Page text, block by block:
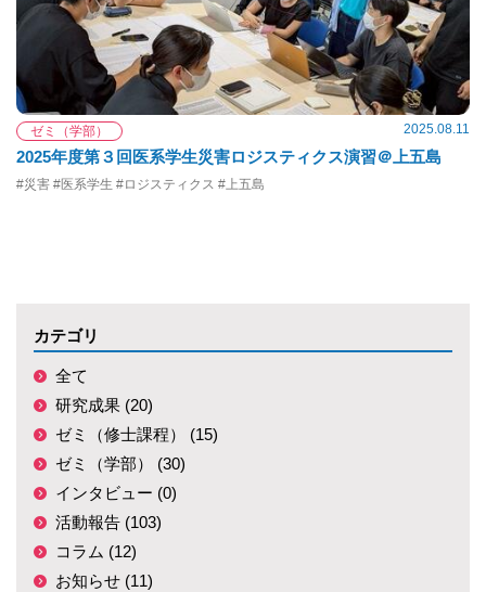
ゼミ（学部） 2025.08.11
2025年度第３回医系学生災害ロジスティクス演習＠上五島
#災害 #医系学生 #ロジスティクス #上五島
カテゴリ
全て
研究成果 (20)
ゼミ（修士課程） (15)
ゼミ（学部） (30)
インタビュー (0)
活動報告 (103)
コラム (12)
お知らせ (11)